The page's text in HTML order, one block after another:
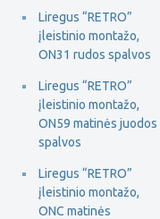
Liregus “RETRO”
įleistinio montažo,
ON31 rudos spalvos
Liregus “RETRO”
įleistinio montažo,
ON59 matinės juodos
spalvos
Liregus “RETRO”
įleistinio montažo,
ONC matinės